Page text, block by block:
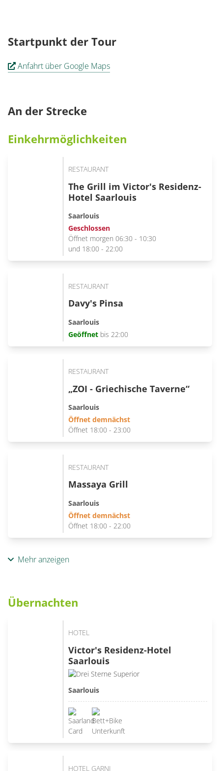
Startpunkt der Tour
Anfahrt über Google Maps
An der Strecke
Einkehrmöglichkeiten
RESTAURANT
The Grill im Victor's Residenz-
Hotel Saarlouis
Saarlouis
Geschlossen
Öffnet morgen 06:30 - 10:30
und 18:00 - 22:00
RESTAURANT
Davy's Pinsa
Saarlouis
Geöffnet bis 22:00
RESTAURANT
„ZOI - Griechische Taverne“
Saarlouis
Öffnet demnächst
Öffnet 18:00 - 23:00
RESTAURANT
Massaya Grill
Saarlouis
Öffnet demnächst
Öffnet 18:00 - 22:00
Mehr anzeigen
Übernachten
HOTEL
Victor's Residenz-Hotel
Saarlouis
Saarlouis
HOTEL GARNI